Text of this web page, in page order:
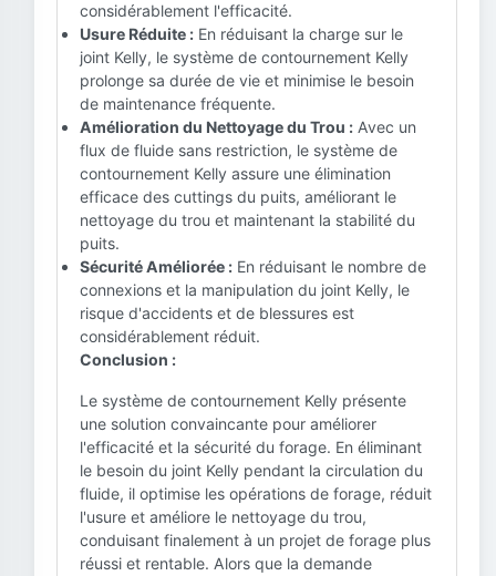
considérablement l'efficacité.
Usure Réduite : En réduisant la charge sur le
joint Kelly, le système de contournement Kelly
prolonge sa durée de vie et minimise le besoin
de maintenance fréquente.
Amélioration du Nettoyage du Trou : Avec un
flux de fluide sans restriction, le système de
contournement Kelly assure une élimination
efficace des cuttings du puits, améliorant le
nettoyage du trou et maintenant la stabilité du
puits.
Sécurité Améliorée : En réduisant le nombre de
connexions et la manipulation du joint Kelly, le
risque d'accidents et de blessures est
considérablement réduit.
Conclusion :
Le système de contournement Kelly présente
une solution convaincante pour améliorer
l'efficacité et la sécurité du forage. En éliminant
le besoin du joint Kelly pendant la circulation du
fluide, il optimise les opérations de forage, réduit
l'usure et améliore le nettoyage du trou,
conduisant finalement à un projet de forage plus
réussi et rentable. Alors que la demande